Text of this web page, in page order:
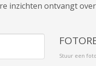
inzichten ontvangt
Stuur een